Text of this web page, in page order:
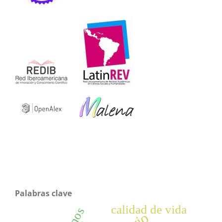
Palabras clave
calidad de vida